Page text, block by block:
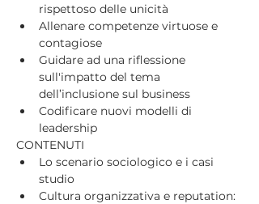
rispettoso delle unicità
Allenare competenze virtuose e
contagiose
Guidare ad una riflessione
sull'impatto del tema
dell’inclusione sul business
Codificare nuovi modelli di
leadership
CONTENUTI
Lo scenario sociologico e i casi
studio
Cultura organizzativa e reputation: